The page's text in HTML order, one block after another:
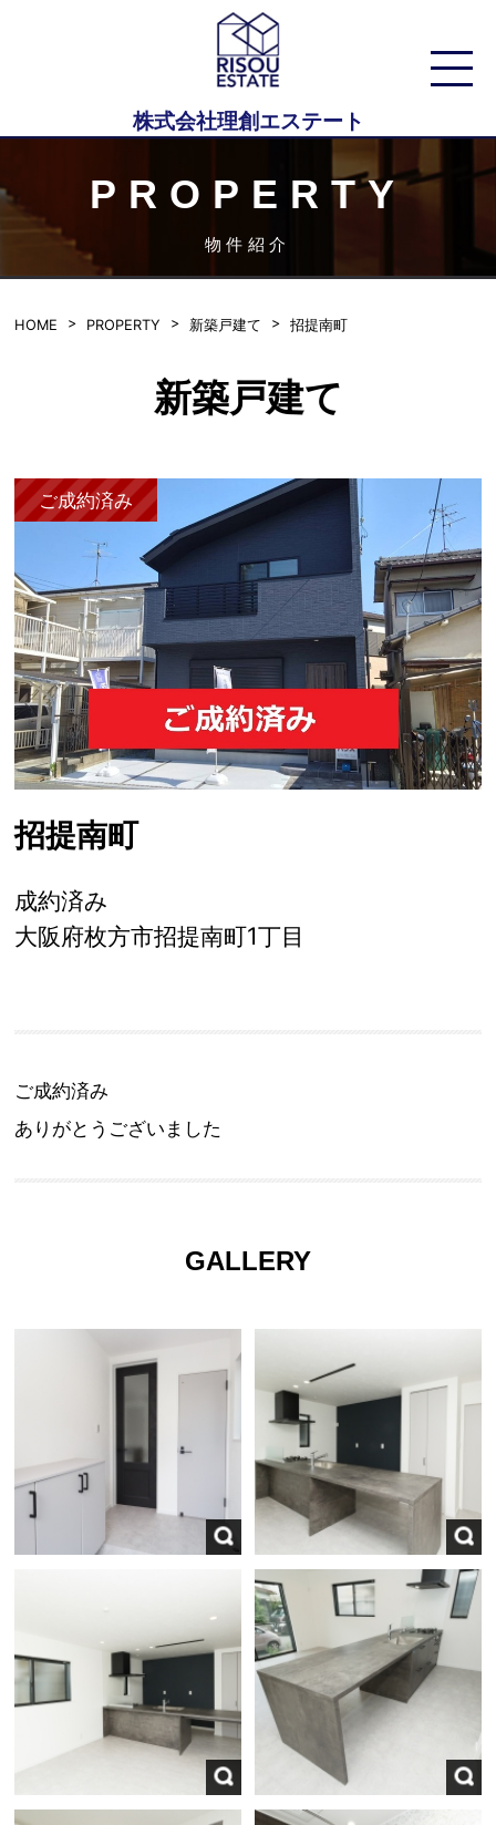
株式会社理創エステート
PROPERTY
物件紹介
HOME PROPERTY 新築戸建て 招提南町
新築戸建て
ご成約済み
招提南町
成約済み
大阪府枚方市招提南町1丁目
ご成約済み
ありがとうございました
GALLERY